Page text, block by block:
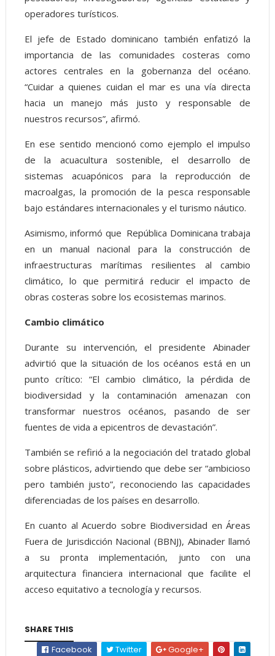
operadores turísticos.
El jefe de Estado dominicano también enfatizó la
importancia de las comunidades costeras como
actores centrales en la gobernanza del océano.
“Cuidar a quienes cuidan el mar es una vía directa
hacia un manejo más justo y responsable de
nuestros recursos”, afirmó.
En ese sentido mencionó como ejemplo el impulso
de la acuacultura sostenible, el desarrollo de
sistemas acuapónicos para la reproducción de
macroalgas, la promoción de la pesca responsable
bajo estándares internacionales y el turismo náutico.
Asimismo, informó que República Dominicana trabaja
en un manual nacional para la construcción de
infraestructuras marítimas resilientes al cambio
climático, lo que permitirá reducir el impacto de
obras costeras sobre los ecosistemas marinos.
Cambio climático
Durante su intervención, el presidente Abinader
advirtió que la situación de los océanos está en un
punto crítico: “El cambio climático, la pérdida de
biodiversidad y la contaminación amenazan con
transformar nuestros océanos, pasando de ser
fuentes de vida a epicentros de devastación”.
También se refirió a la negociación del tratado global
sobre plásticos, advirtiendo que debe ser “ambicioso
pero también justo”, reconociendo las capacidades
diferenciadas de los países en desarrollo.
En cuanto al Acuerdo sobre Biodiversidad en Áreas
Fuera de Jurisdicción Nacional (BBNJ), Abinader llamó
a su pronta implementación, junto con una
arquitectura financiera internacional que facilite el
acceso equitativo a tecnología y recursos.
SHARE THIS
Facebook
Twitter Google+